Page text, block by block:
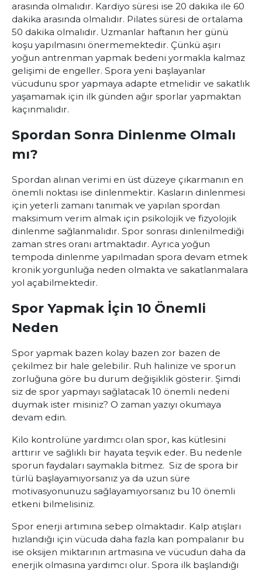
arasında olmalıdır. Kardiyo süresi ise 20 dakika ile 60
dakika arasında olmalıdır. Pilates süresi de ortalama
50 dakika olmalıdır. Uzmanlar haftanın her günü
koşu yapılmasını önermemektedir. Çünkü aşırı
yoğun antrenman yapmak bedeni yormakla kalmaz
gelişimi de engeller. Spora yeni başlayanlar
vücudunu spor yapmaya adapte etmelidir ve sakatlık
yaşamamak için ilk günden ağır sporlar yapmaktan
kaçınmalıdır.
Spordan Sonra Dinlenme Olmalı
mı?
Spordan alınan verimi en üst düzeye çıkarmanın en
önemli noktası ise dinlenmektir. Kasların dinlenmesi
için yeterli zamanı tanımak ve yapılan spordan
maksimum verim almak için psikolojik ve fizyolojik
dinlenme sağlanmalıdır. Spor sonrası dinlenilmediği
zaman stres oranı artmaktadır. Ayrıca yoğun
tempoda dinlenme yapılmadan spora devam etmek
kronik yorgunluğa neden olmakta ve sakatlanmalara
yol açabilmektedir.
Spor Yapmak İçin 10 Önemli
Neden
Spor yapmak bazen kolay bazen zor bazen de
çekilmez bir hale gelebilir. Ruh halinize ve sporun
zorluğuna göre bu durum değişiklik gösterir. Şimdi
siz de spor yapmayı sağlatacak 10 önemli nedeni
duymak ister misiniz? O zaman yazıyı okumaya
devam edin.
Kilo kontrolüne yardımcı olan spor, kas kütlesini
arttırır ve sağlıklı bir hayata teşvik eder. Bu nedenle
sporun faydaları saymakla bitmez. Siz de spora bir
türlü başlayamıyorsanız ya da uzun süre
motivasyonunuzu sağlayamıyorsanız bu 10 önemli
etkeni bilmelisiniz.
Spor enerji artımına sebep olmaktadır. Kalp atışları
hızlandığı için vücuda daha fazla kan pompalanır bu
ise oksijen miktarının artmasına ve vücudun daha da
enerjik olmasına yardımcı olur. Spora ilk başlandığı